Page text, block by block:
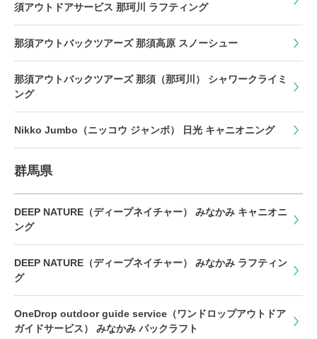
須アウトドアサービス 那珂川 ラフティング
那須アウトバックツアーズ 那須高原 スノーシュー
那須アウトバックツアーズ 那須（那珂川） シャワークライミ
ング
Nikko Jumbo（ニッコウ ジャンボ） 日光 キャニオニング
群馬県
DEEP NATURE（ディープネイチャー） みなかみ キャニオニ
ング
DEEP NATURE（ディープネイチャー） みなかみ ラフティン
グ
OneDrop outdoor guide service（ワンドロップアウトドア
ガイドサービス） みなかみ パックラフト